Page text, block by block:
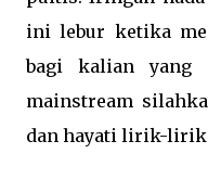
ini lebur ketika
bagi kalian yang
mainstream
dan hayati lirik-lirik